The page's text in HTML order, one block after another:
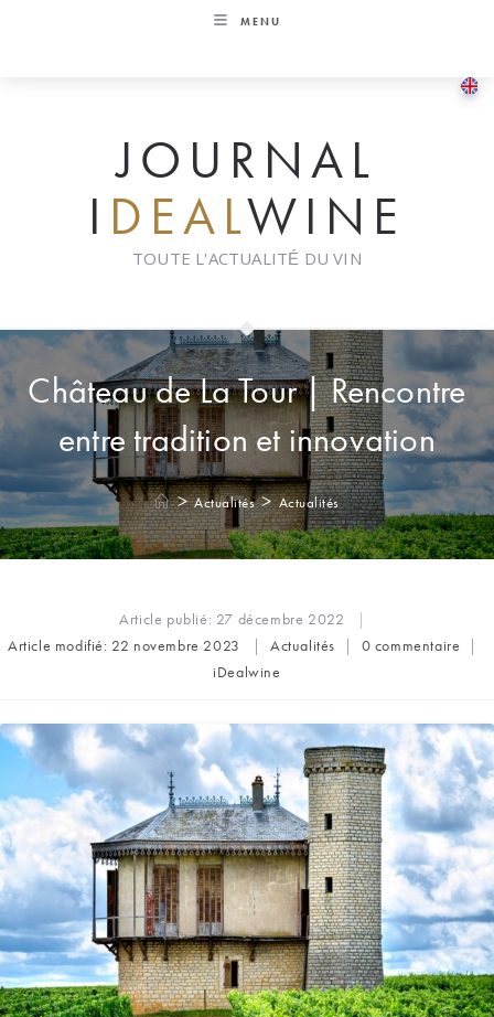
MENU
JOURNAL
I DEALWINE
TOUTE L'ACTUALITÉ DU VIN
Château de La Tour | Rencontre
entre tradition et innovation
> Actualités > Actualités
Article publié: 27 décembre 2022
Article modifié: 22 novembre 2023
Post
Actualités
Commentaires
0 commentaire
Auteur/autrice
publication :
iDealwine